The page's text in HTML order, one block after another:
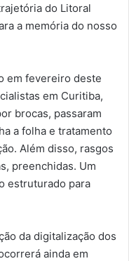
do Litoral
a memória do nosso
em fevereiro deste
em Curitiba,
brocas, passaram
a folha e tratamento
Além disso, rasgos
preenchidas. Um
estruturado para
da digitalização dos
ainda em